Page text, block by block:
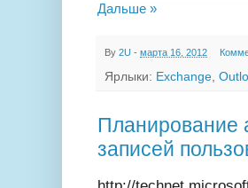
Дальше »
By 2U - марта 16, 2012
Ярлыки: Exchange
Планирование
записей